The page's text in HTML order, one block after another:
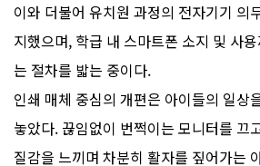
이와 더불어 유치원 과정의 전자기기 의
지했으며, 학급 내 스마트폰 소지 및 사
는 절차를 밟는 중이다.
인쇄 매체 중심의 개편은 아이들의 일상
놓았다. 끊임없이 번쩍이는 모니터를 끄
질감을 느끼며 차분히 활자를 짚어가는